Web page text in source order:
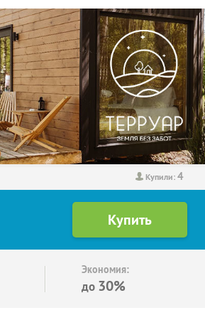
Купили:4
Экономия:
до 30%